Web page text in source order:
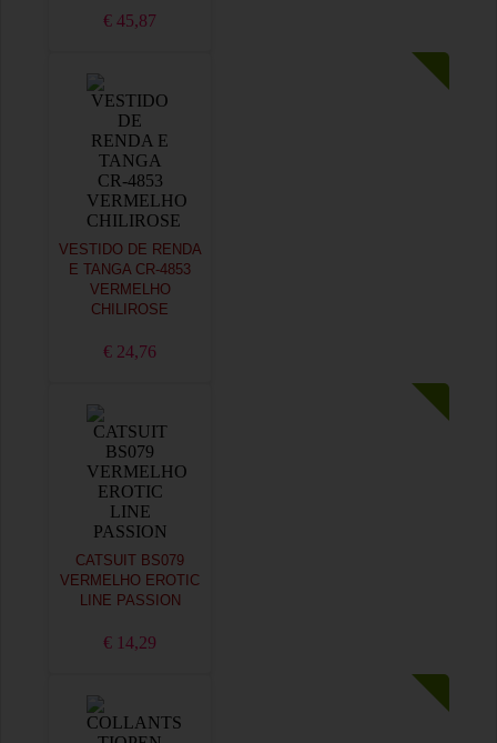
€ 45,87
VESTIDO DE RENDA
E TANGA CR-4853
VERMELHO
CHILIROSE
€ 24,76
CATSUIT BS079
VERMELHO EROTIC
LINE PASSION
€ 14,29